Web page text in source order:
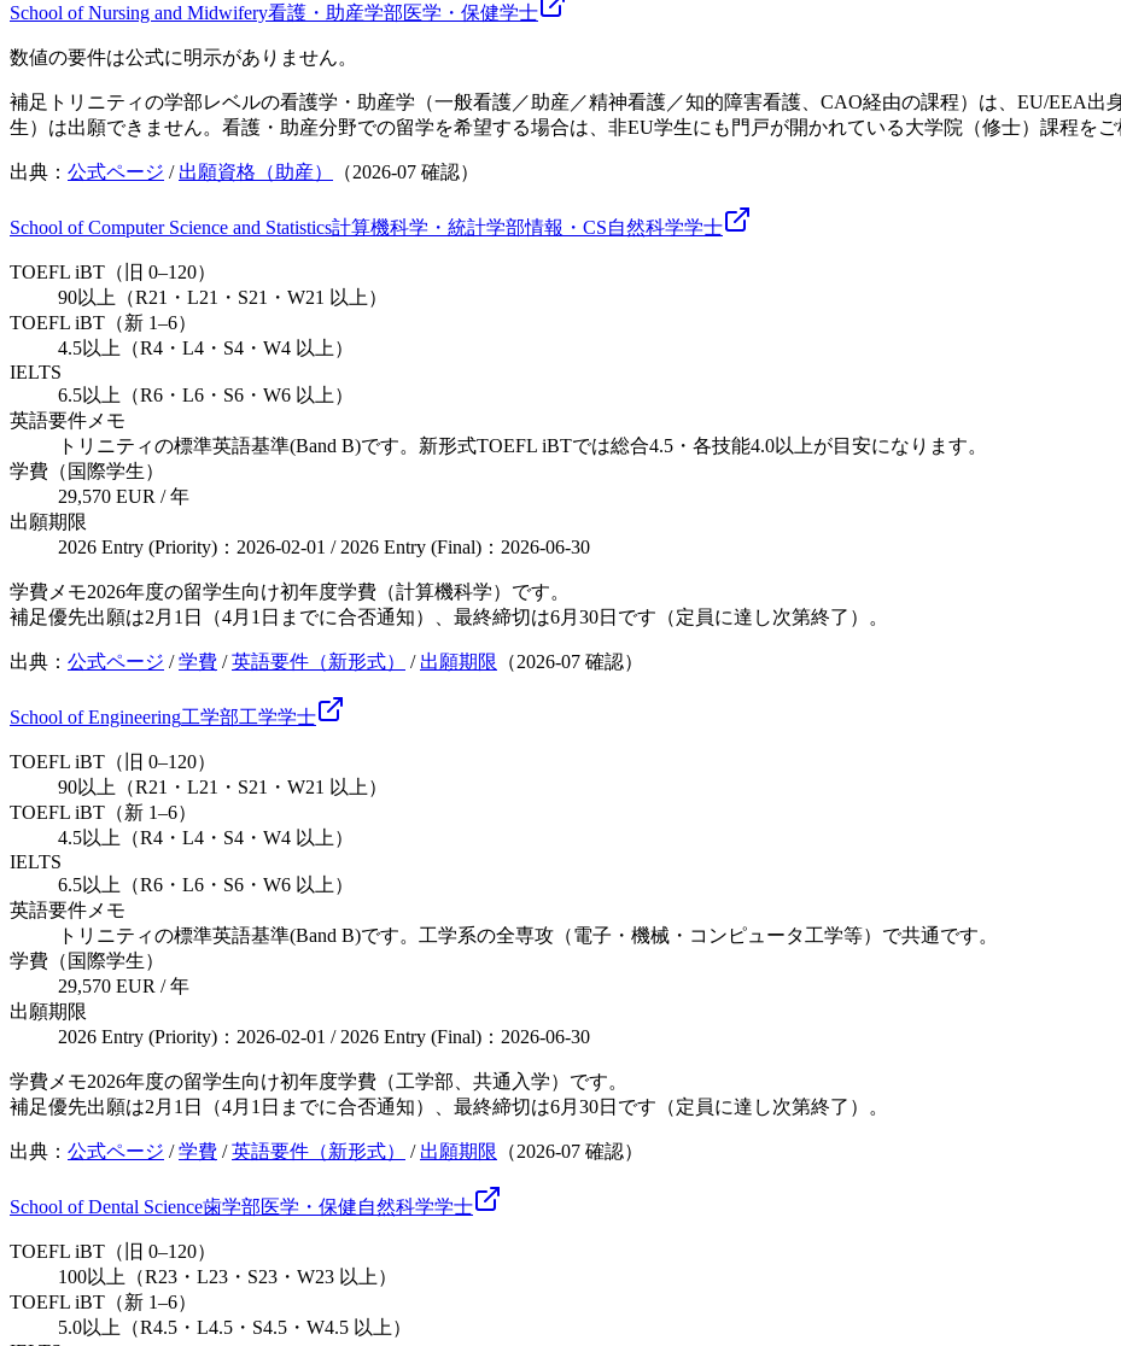
School of Nursing and Midwifery看護・助産学部医学・保健学士
数値の要件は公式に明示がありません。
補足 トリニティの学部レベルの看護学・助産学（一般看護／助産／精神看護／知的障害看護、CAO経由の課程）は、EU/EEA
生）は出願できません。看護・助産分野での留学を希望する場合は、非EU学生にも門戸が開かれている大学院（修士）課程をご
出典： 公式ページ / 出願資格（助産） （2026-07 確認）
School of Computer Science and Statistics計算機科学・統計学部情報・CS自然科学学士
TOEFL iBT（旧 0–120）
90以上（R21・L21・S21・W21 以上）
TOEFL iBT（新 1–6）
4.5以上（R4・L4・S4・W4 以上）
IELTS
6.5以上（R6・L6・S6・W6 以上）
英語要件メモ
トリニティの標準英語基準(Band B)です。新形式TOEFL iBTでは総合4.5・各技能4.0以上が目安になります。
学費（国際学生）
29,570 EUR / 年
出願期限
2026 Entry (Priority)：2026-02-01 / 2026 Entry (Final)：2026-06-30
学費メモ2026年度の留学生向け初年度学費（計算機科学）です。
補足優先出願は2月1日（4月1日までに合否通知）、最終締切は6月30日です（定員に達し次第終了）。
出典： 公式ページ /学費 /英語要件（新形式） / 出願期限 （2026-07 確認）
School of Engineering工学部工学学士
TOEFL iBT（旧 0–120）
90以上（R21・L21・S21・W21 以上）
TOEFL iBT（新 1–6）
4.5以上（R4・L4・S4・W4 以上）
IELTS
6.5以上（R6・L6・S6・W6 以上）
英語要件メモ
トリニティの標準英語基準(Band B)です。工学系の全専攻（電子・機械・コンピュータ工学等）で共通です。
学費（国際学生）
29,570 EUR / 年
出願期限
2026 Entry (Priority)：2026-02-01 / 2026 Entry (Final)：2026-06-30
学費メモ2026年度の留学生向け初年度学費（工学部、共通入学）です。
補足優先出願は2月1日（4月1日までに合否通知）、最終締切は6月30日です（定員に達し次第終了）。
出典： 公式ページ /学費 /英語要件（新形式） / 出願期限 （2026-07 確認）
School of Dental Science歯学部医学・保健自然科学学士
TOEFL iBT（旧 0–120）
100以上（R23・L23・S23・W23 以上）
TOEFL iBT（新 1–6）
5.0以上（R4.5・L4.5・S4.5・W4.5 以上）